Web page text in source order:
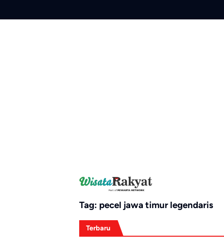
Tag: pecel jawa timur legendaris
Terbaru